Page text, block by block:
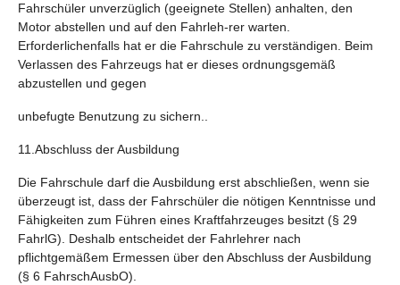
Fahrschüler unverzüglich (geeignete Stellen) anhalten, den
Motor abstellen und auf den Fahrleh-rer warten.
Erforderlichenfalls hat er die Fahrschule zu verständigen. Beim
Verlassen des Fahrzeugs hat er dieses ordnungsgemäß
abzustellen und gegen
unbefugte Benutzung zu sichern..
11.Abschluss der Ausbildung
Die Fahrschule darf die Ausbildung erst abschließen, wenn sie
überzeugt ist, dass der Fahrschüler die nötigen Kenntnisse und
Fähigkeiten zum Führen eines Kraftfahrzeuges besitzt (§ 29
FahrlG). Deshalb entscheidet der Fahrlehrer nach
pflichtgemäßem Ermessen über den Abschluss der Ausbildung
(§ 6 FahrschAusbO).